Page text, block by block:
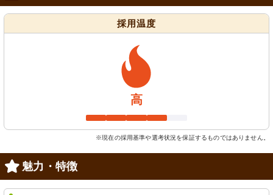
採用温度
高
※現在の採用基準や選考状況を保証するものではありません。
魅力・特徴